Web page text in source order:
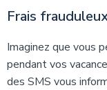
Frais
Imaginez que vous
pendant vos
des SMS vous